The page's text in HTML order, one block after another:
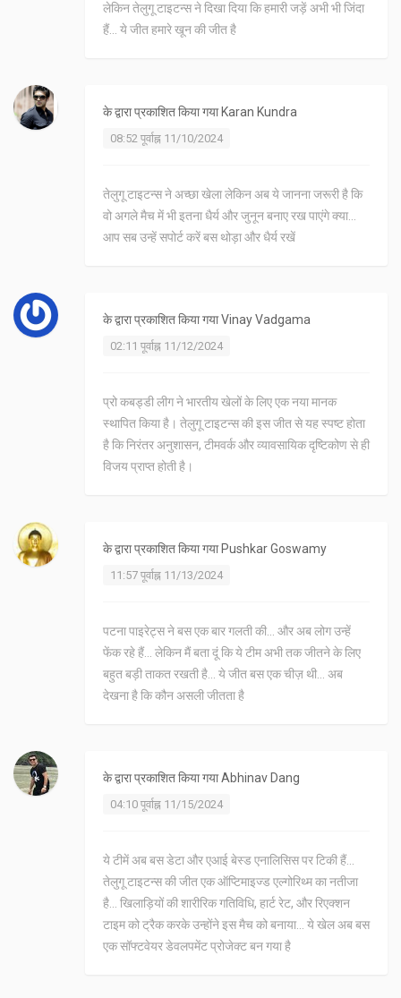
लेकिन तेलुगू टाइटन्स ने दिखा दिया कि हमारी जड़ें अभी भी जिंदा
हैं... ये जीत हमारे खून की जीत है
के द्वारा प्रकाशित किया गया Karan Kundra
08:52 पूर्वाह्न 11/10/2024
तेलुगू टाइटन्स ने अच्छा खेला लेकिन अब ये जानना जरूरी है कि
वो अगले मैच में भी इतना धैर्य और जुनून बनाए रख पाएंगे क्या...
आप सब उन्हें सपोर्ट करें बस थोड़ा और धैर्य रखें
के द्वारा प्रकाशित किया गयाVinay Vadgama
02:11 पूर्वाह्न 11/12/2024
प्रो कबड्डी लीग ने भारतीय खेलों के लिए एक नया मानक
स्थापित किया है। तेलुगू टाइटन्स की इस जीत से यह स्पष्ट होता
है कि निरंतर अनुशासन, टीमवर्क और व्यावसायिक दृष्टिकोण से ही
विजय प्राप्त होती है।
के द्वारा प्रकाशित किया गया Pushkar Goswamy
11:57 पूर्वाह्न 11/13/2024
पटना पाइरेट्स ने बस एक बार गलती की... और अब लोग उन्हें
फेंक रहे हैं... लेकिन मैं बता दूं कि ये टीम अभी तक जीतने के लिए
बहुत बड़ी ताकत रखती है... ये जीत बस एक चीज़ थी... अब
देखना है कि कौन असली जीतता है
के द्वारा प्रकाशित किया गयाAbhinav Dang
04:10 पूर्वाह्न 11/15/2024
ये टीमें अब बस डेटा और एआई बेस्ड एनालिसिस पर टिकी हैं...
तेलुगू टाइटन्स की जीत एक ऑप्टिमाइज्ड एल्गोरिथ्म का नतीजा
है... खिलाड़ियों की शारीरिक गतिविधि, हार्ट रेट, और रिएक्शन
टाइम को ट्रैक करके उन्होंने इस मैच को बनाया... ये खेल अब बस
एक सॉफ्टवेयर डेवलपमेंट प्रोजेक्ट बन गया है